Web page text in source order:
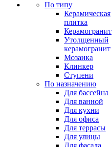
По типу
Керамическая
плитка
Керамогранит
Утолщенный
керамогранит
Мозаика
Клинкер
Ступени
По назначению
Для бассейна
Для ванной
Для кухни
Для офиса
Для террасы
Для улицы
Для фасада